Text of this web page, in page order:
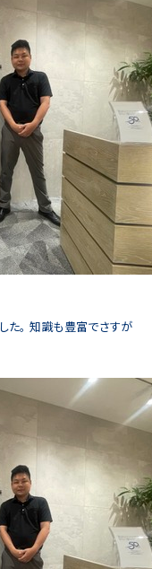
た。 知識も豊富でさすが